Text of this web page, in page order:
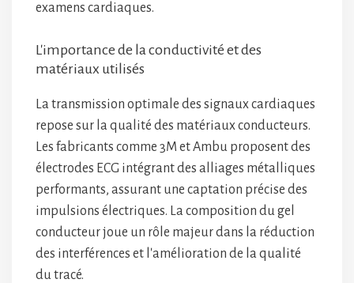
examens cardiaques.
L'importance de la conductivité et des
matériaux utilisés
La transmission optimale des signaux cardiaques
repose sur la qualité des matériaux conducteurs.
Les fabricants comme 3M et Ambu proposent des
électrodes ECG intégrant des alliages métalliques
performants, assurant une captation précise des
impulsions électriques. La composition du gel
conducteur joue un rôle majeur dans la réduction
des interférences et l'amélioration de la qualité
du tracé.